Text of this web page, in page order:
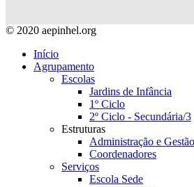
© 2020 aepinhel.org
Início
Agrupamento
Escolas
Jardins de Infância
1º Ciclo
2º Ciclo - Secundária/3
Estruturas
Administração e Gestão
Coordenadores
Serviços
Escola Sede